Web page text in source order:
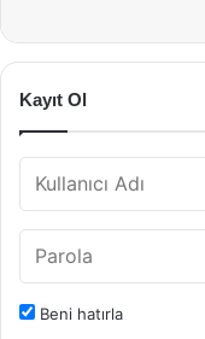
Kayıt Ol
Beni hatırla